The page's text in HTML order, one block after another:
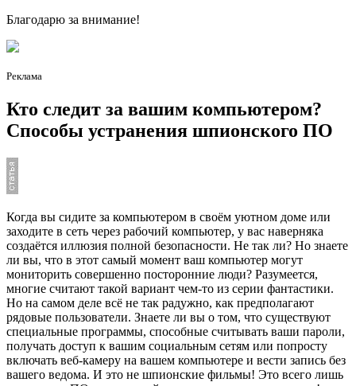
Благодарю за внимание!
Реклама
Кто следит за вашим компьютером?
Способы устранения шпионского ПО
Когда вы сидите за компьютером в своём уютном доме или
заходите в сеть через рабочий компьютер, у вас наверняка
создаётся иллюзия полной безопасности. Не так ли? Но знаете
ли вы, что в этот самый момент ваш компьютер могут
мониторить совершенно посторонние люди? Разумеется,
многие считают такой вариант чем-то из серии фантастики.
Но на самом деле всё не так радужно, как предполагают
рядовые пользователи. Знаете ли вы о том, что существуют
специальные программы, способные считывать ваши пароли,
получать доступ к вашим социальным сетям или попросту
включать веб-камеру на вашем компьютере и вести запись без
вашего ведома. И это не шпионские фильмы! Это всего лишь